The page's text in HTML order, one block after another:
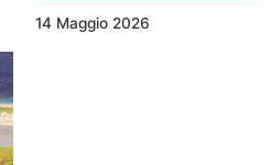
14 Maggio 2026